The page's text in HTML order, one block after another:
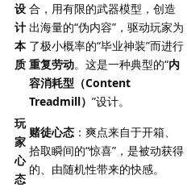
设
计
本
质
合，用有限的武器模型，创造
出海量的“伪内容”，驱动玩家为
了极小概率的“毕业神装”而进行
重复劳动。这是一种典型的“内
容消耗型（Content
Treadmill） ”设计。
玩
家
心
态
赌徒心态 ：爽点来自于开箱、
拾取瞬间的“惊喜”，是被动获得
的、由随机性带来的快感。